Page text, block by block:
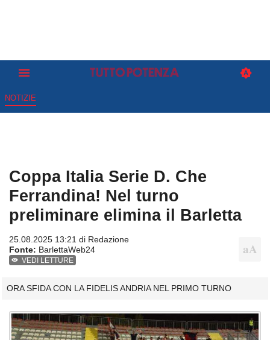
NOTIZIE
Coppa Italia Serie D. Che
Ferrandina! Nel turno
preliminare elimina il Barletta
25.08.2025 13:21 di Redazione
Fonte: BarlettaWeb24
VEDI LETTURE
ORA SFIDA CON LA FIDELIS ANDRIA NEL PRIMO TURNO